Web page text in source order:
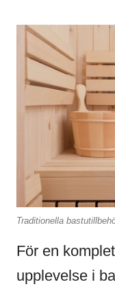
Traditionella
För en
upplevelse i